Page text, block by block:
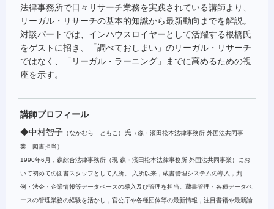
法律事務所で日々リサーチ業務を実践されている講師より、
リーガル・リサーチの基本的知識から最新動向までを解説。
対談パートでは、インハウスロイヤーとして活躍する根橋氏
をゲストに招き、「調べておしまい」のリーガル・リサーチ
ではなく、「リーガル・ラーニング」までに高めるための視
座を示す。
講師プロフィール
◆中村智子 （なかむら ともこ） 氏
（森・濱田松本法律事務所 外国法共同事
業 図書担当）
1990年6月，森綜合法律事務所（現 森・濱田松本法律事務所 外国法共同事業）にお
いて初めての図書スタッフとして入所。 入所以来，蔵書管理システムの導入，判
例・法令・企業情報等データベースの導入及び管理を担当。蔵書管理・各種データベ
ースの管理業務の経験を活かし，官公庁や各種団体等の最新情報，注目書籍や最新論